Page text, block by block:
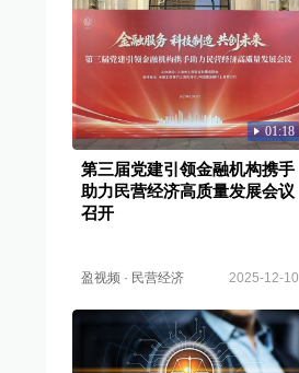
01:18
第三届党建引领金融机构携手
助力民营经济高质量发展会议
召开
盈视频 · 民营经济 2025-12-10